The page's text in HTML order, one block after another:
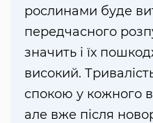
рослинами буде
передчасного
значить і їх
високий.
спокою у кожного
але вже після